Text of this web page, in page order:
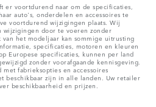
er voortdurend naar om de specificaties,
auto's, onderdelen en accessoires te
voortdurend wijzigingen plaats. Wij
wijzigingen door te voeren zonder
het modeljaar kan sommige uitrusting
specificaties, motoren en kleuren
Europese specificaties, kunnen per land
zonder voorafgaande kennisgeving.
fabrieksopties en accessoires
beschikbaar zijn in alle landen. Uw retailer
beschikbaarheid en prijzen.